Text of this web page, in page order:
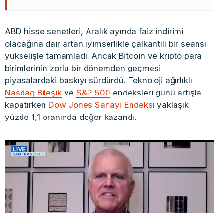
ABD hisse senetleri, Aralık ayında faiz indirimi
olacağına dair artan iyimserlikle çalkantılı bir seansı
yükselişle tamamladı. Ancak Bitcoin ve kripto para
birimlerinin zorlu bir dönemden geçmesi
piyasalardaki baskıyı sürdürdü. Teknoloji ağırlıklı
Nasdaq Bileşik ve S&P 500 endeksleri günü artışla
kapatırken Dow Jones Sanayi Endeksi yaklaşık
yüzde 1,1 oranında değer kazandı.